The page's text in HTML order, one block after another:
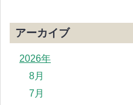
アーカイブ
2026年
8月
7月